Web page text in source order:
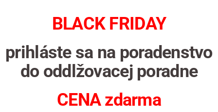
BLACK FRIDAY
prihláste sa na poradenstvo
do oddlžovacej poradne
CENA zdarma